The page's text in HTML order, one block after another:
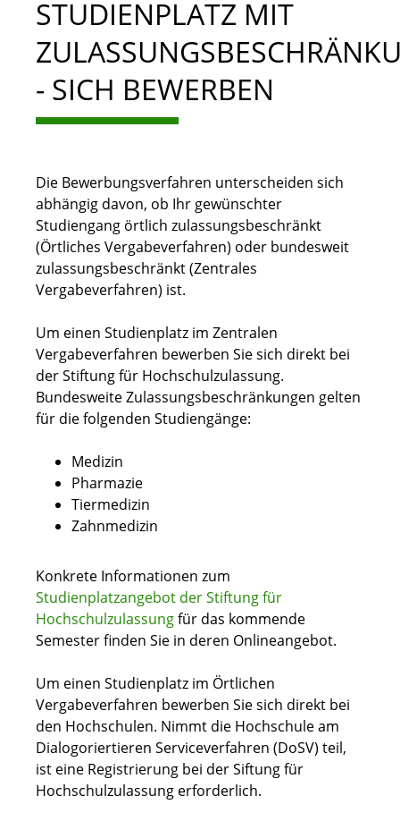
STUDIENPLATZ MIT
- SICH BEWERBEN
Die Bewerbungsverfahren unterscheiden sich
abhängig davon, ob Ihr gewünschter
Studiengang örtlich zulassungsbeschränkt
(Örtliches Vergabeverfahren) oder bundesweit
zulassungsbeschränkt (Zentrales
Vergabeverfahren) ist.
Um einen Studienplatz im Zentralen
Vergabeverfahren bewerben Sie sich direkt bei
der Stiftung für Hochschulzulassung.
Bundesweite Zulassungsbeschränkungen gelten
für die folgenden Studiengänge:
Medizin
Pharmazie
Tiermedizin
Zahnmedizin
Konkrete Informationen zum
Studienplatzangebot der Stiftung für
Hochschulzulassungfür das kommende
Semester finden Sie in deren Onlineangebot.
Um einen Studienplatz im Örtlichen
Vergabeverfahren bewerben Sie sich direkt bei
den Hochschulen. Nimmt die Hochschule am
Dialogoriertieren Serviceverfahren (DoSV) teil,
ist eine Registrierung bei der Siftung für
Hochschulzulassung erforderlich.